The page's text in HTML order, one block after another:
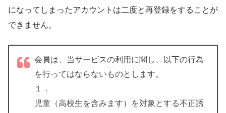
になってしまったアカウントは二度と再登録をすることが
できません。
会員は、当サービスの利用に関し、以下の行為
を行ってはならないものとします。
１．
児童（高校生を含みます）を対象とする不正誘